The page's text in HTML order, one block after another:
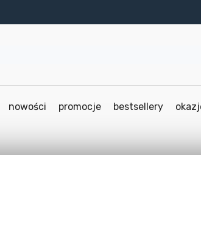
nowości promocje bestsellery